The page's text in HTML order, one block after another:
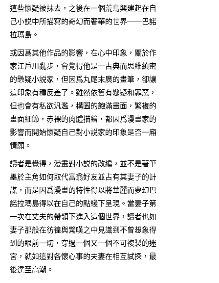
這些懷疑被抹去，之後在一個荒島興建起在自
己小説中所描寫的奇幻而奢華的世界——巴諾
拉瑪島。
或因爲其他作品的影響，在心中印象，關於作
家江戶川亂步，會覺得他是一古典而思維縝密
的懸疑小説家，但因爲丸尾末廣的畫筆，卻讓
這印象有種反差了。雖然依舊有懸疑和罪惡，
但也會有私欲汎濫，構圖的飽滿畫面，繁複的
畫面細節，赤裸的肉體描繪，都因爲漫畫家的
影響而開始懷疑自己對小説家的印象是否一廂
情願。
讀者是覺得，漫畫對小説的改編，並不是著筆
墨於主角如何取代富翁好友並占有其妻子的計
謀，而是因爲漫畫的特性得以將華麗而夢幻巴
諾拉瑪島得以在自己的點綫下呈現。當妻子第
一次在丈夫的帶領下進入這個世界，讀者也如
妻子那般在彷徨與驚嘆之中見識到不曾想象得
到的眼前一切，穿過一個又一個不可複製的迷
宮，就如這對各懷心事的夫妻在相互試探，最
後達至高潮。